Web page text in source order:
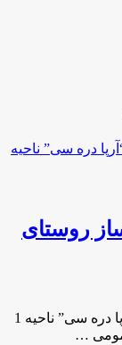
روستای
افتتاح مدرسه شش کلاسه خیرساز روستای “آرپا دره سی” ناحیه 1
…